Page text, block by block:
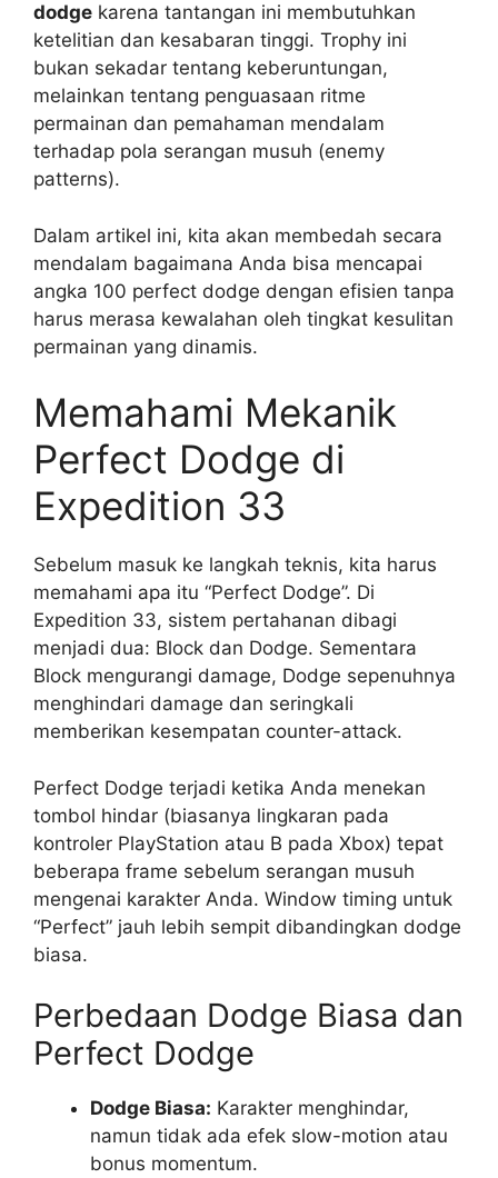
dodge karena tantangan ini membutuhkan
ketelitian dan kesabaran tinggi. Trophy ini
bukan sekadar tentang keberuntungan,
melainkan tentang penguasaan ritme
permainan dan pemahaman mendalam
terhadap pola serangan musuh (enemy
patterns).
Dalam artikel ini, kita akan membedah secara
mendalam bagaimana Anda bisa mencapai
angka 100 perfect dodge dengan efisien tanpa
harus merasa kewalahan oleh tingkat kesulitan
permainan yang dinamis.
Memahami Mekanik
Perfect Dodge di
Expedition 33
Sebelum masuk ke langkah teknis, kita harus
memahami apa itu “Perfect Dodge”. Di
Expedition 33, sistem pertahanan dibagi
menjadi dua: Block dan Dodge. Sementara
Block mengurangi damage, Dodge sepenuhnya
menghindari damage dan seringkali
memberikan kesempatan counter-attack.
Perfect Dodge terjadi ketika Anda menekan
tombol hindar (biasanya lingkaran pada
kontroler PlayStation atau B pada Xbox) tepat
beberapa frame sebelum serangan musuh
mengenai karakter Anda. Window timing untuk
“Perfect” jauh lebih sempit dibandingkan dodge
biasa.
Perbedaan Dodge Biasa dan
Perfect Dodge
Dodge Biasa: Karakter menghindar,
namun tidak ada efek slow-motion atau
bonus momentum.